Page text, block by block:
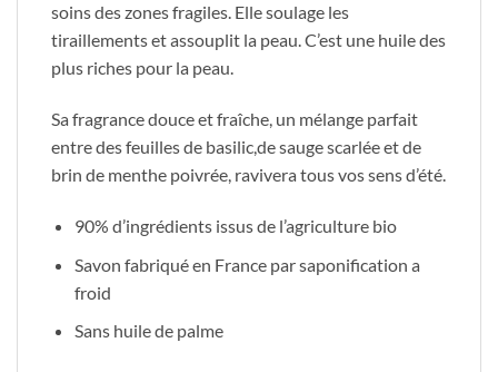
soins des zones fragiles. Elle soulage les
tiraillements et assouplit la peau. C’est une huile des
plus riches pour la peau.
Sa fragrance douce et fraîche, un mélange parfait
entre des feuilles de basilic,de sauge scarlée et de
brin de menthe poivrée, ravivera tous vos sens d’été.
90% d’ingrédients issus de l’agriculture bio
Savon fabriqué en France par saponification a
froid
Sans huile de palme